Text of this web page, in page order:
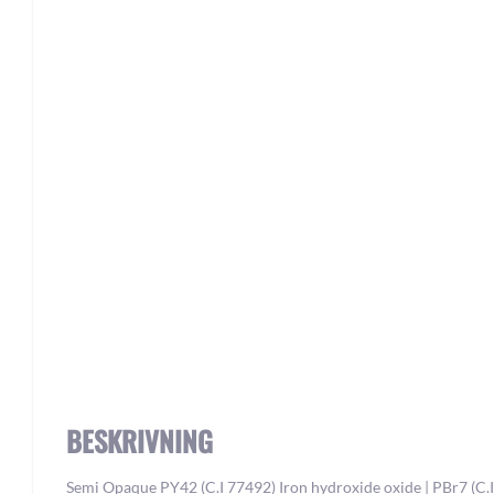
BESKRIVNING
Semi Opaque PY42 (C.I 77492) Iron hydroxide oxide | PBr7